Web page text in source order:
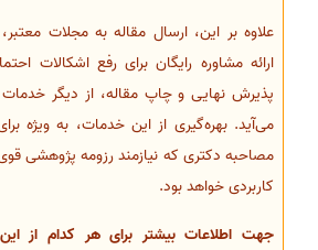
علاوه بر این، ارسال مقاله به مجلات
ارائه مشاوره رایگان برای رفع اشکالات
پذیرش نهایی و چاپ مقاله، از دیگر
می‌آید. بهره‌گیری از این خدمات، به ویژه
مصاحبه دکتری که نیازمند رزومه پژوهشی
کاربردی خواهد بود.
جهت اطلاعات بیشتر برای هر کدام از